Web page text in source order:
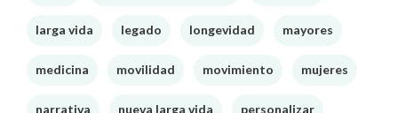
larga vida legado longevidad mayores
medicina movilidad movimiento mujeres
narrativa nueva larga vida personalizar